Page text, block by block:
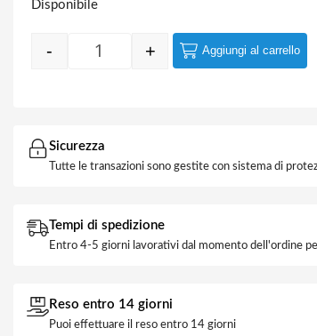
Disponibile
Quantity
- + Aggiungi al carrello
Sicurezza
Tutte le transazioni sono gestite con sistema di
Tempi di spedizione
Entro 4-5 giorni lavorativi dal momento dell'ordine
Reso entro 14 giorni
Puoi effettuare il reso entro 14 giorni